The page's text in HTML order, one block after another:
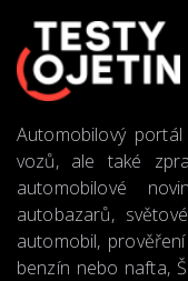
Automobilový
vozů, ale také
automobilové
autobazarů,
automobil,
benzín nebo nafta,